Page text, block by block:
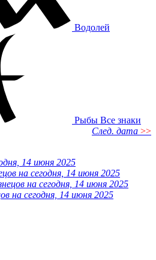
Водолей
Рыбы Все знаки
След. дата >>
14 июня 2025
на сегодня, 14 июня 2025
на сегодня, 14 июня 2025
на сегодня, 14 июня 2025